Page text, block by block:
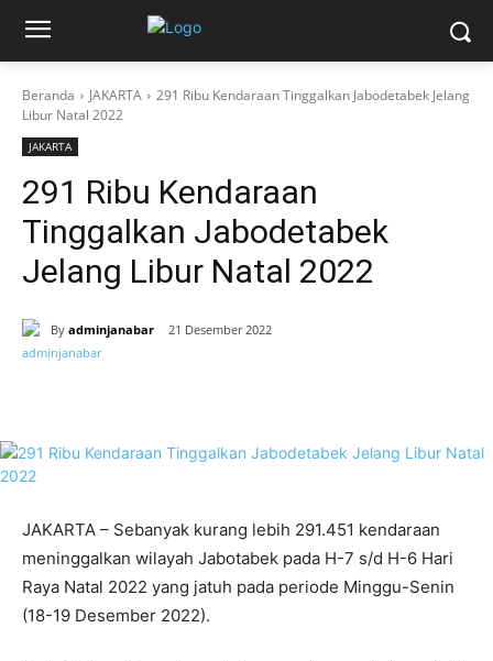
Beranda JAKARTA
291 Ribu Kendaraan Tinggalkan Jabodetabek Jelang
Libur Natal 2022
JAKARTA
291 Ribu Kendaraan
Tinggalkan Jabodetabek
Jelang Libur Natal 2022
By adminjanabar 21 Desember 2022
JAKARTA – Sebanyak kurang lebih 291.451 kendaraan
meninggalkan wilayah Jabotabek pada H-7 s/d H-6 Hari
Raya Natal 2022 yang jatuh pada periode Minggu-Senin
(18-19 Desember 2022).